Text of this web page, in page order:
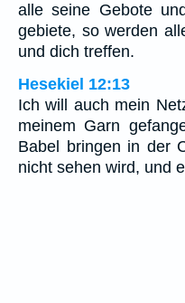
alle seine Gebote
gebiete, so werden
und dich treffen.
Hesekiel 12:13
Ich will auch mein
meinem Garn
Babel bringen in der
nicht sehen wird, und